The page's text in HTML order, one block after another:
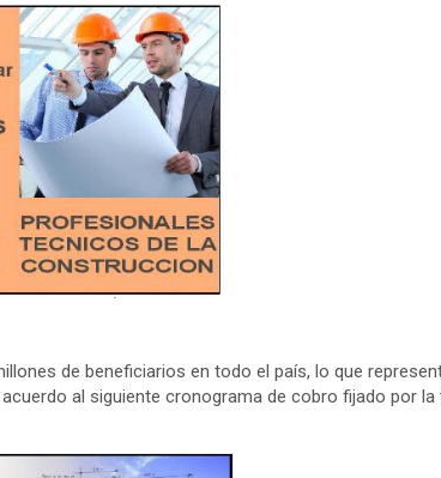
de beneficiarios en todo el país, lo que
al siguiente cronograma de cobro fijado por